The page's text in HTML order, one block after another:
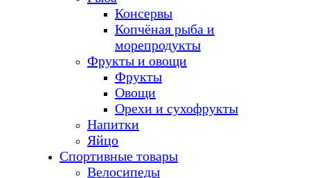
Консервы
Копчёная рыба и
морепродукты
Фрукты и овощи
Фрукты
Овощи
Орехи и сухофрукты
Напитки
Яйцо
Спортивные товары
Велосипеды